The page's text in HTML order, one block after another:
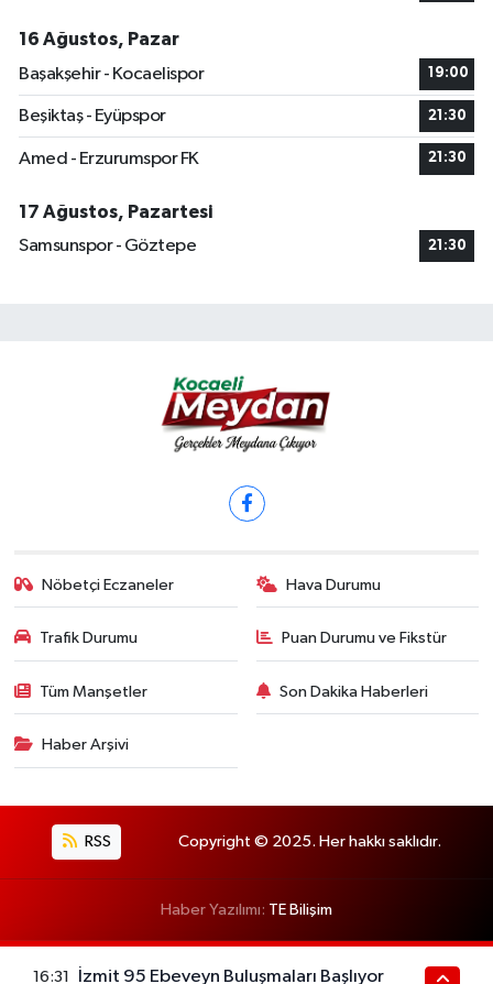
16 Ağustos, Pazar
Başakşehir - Kocaelispor
19:00
Beşiktaş - Eyüpspor 21:30
Amed - Erzurumspor FK 21:30
17 Ağustos, Pazartesi
Samsunspor - Göztepe
21:30
Nöbetçi Eczaneler Hava Durumu
Trafik Durumu Puan Durumu ve Fikstür
Tüm Manşetler Son Dakika Haberleri
Haber Arşivi
RSS Copyright © 2025. Her hakkı saklıdır.
Haber Yazılımı: TE Bilişim
16:31 İzmit 95 Ebeveyn Buluşmaları Başlıyor